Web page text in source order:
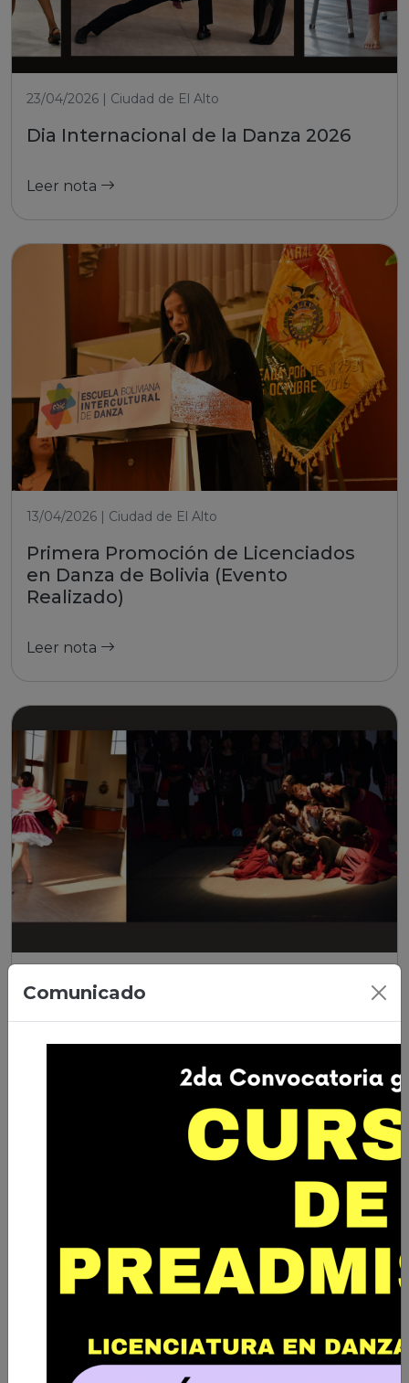
23/04/2026 | Ciudad de El Alto
Dia Internacional de la Danza 2026
Leer nota
13/04/2026 | Ciudad de El Alto
Primera Promoción de Licenciados
en Danza de Bolivia (Evento
Realizado)
Leer nota
Comunicado